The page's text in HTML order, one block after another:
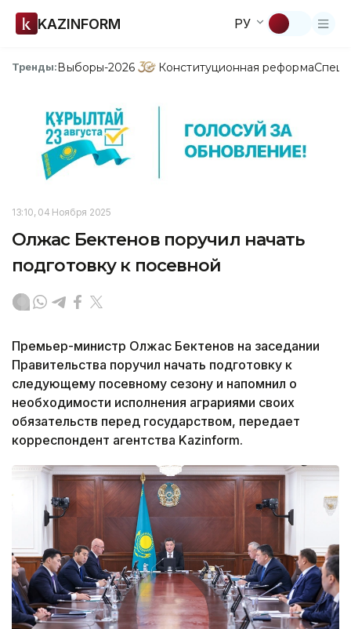
KAZINFORM РУ
Тренды:Выборы-2026 Конституционная реформа
13:10, 04 Ноября 2025
Олжас Бектенов поручил начать
подготовку к посевной
Премьер-министр Олжас Бектенов на заседании
Правительства поручил начать подготовку к
следующему посевному сезону и напомнил о
необходимости исполнения аграриями своих
обязательств перед государством, передает
корреспондент агентства Kazinform.